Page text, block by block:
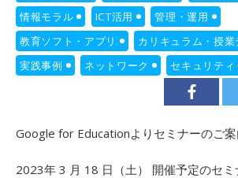
情報モラル
ICT活用
管理・運用
教育ソフト・アプリ
カリキュラム・授業
実践事例
ネットワーク セキュリティ
Google for Educationよりセミナーのご案
2023年 3 月 18 日（土） 開催予定のセミ